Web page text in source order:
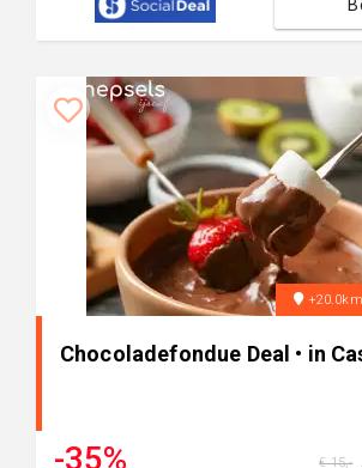
Chocoladefondue Deal • in
-35% € 15,-